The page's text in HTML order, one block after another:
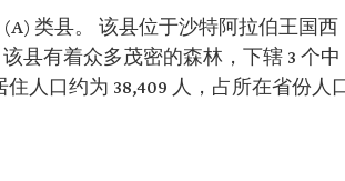
类县。 该县位于沙特阿拉伯王国西
县有着众多茂密的森林，下辖 3 个中
人口约为 38,409 人，占所在省份人